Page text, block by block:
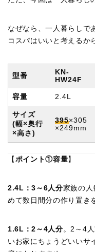
なぜなら、一人暮らしで
コスパはいいと考えるか
型番
KN-
HW24F
容量 2.4L
サイズ
(幅×奥行
×高さ)
395×305
×249mm
【 ポイント①容量】
2.4L：3～6人分家族の人
めて数日間分の作り置き
1.6L：2～4人分。2～4
いお家にちょうどいいサ